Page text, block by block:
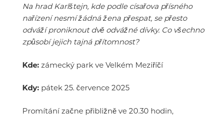
Na hrad Karlštejn, kde podle císařova přísného
nařízení nesmí žádná žena přespat, se přesto
odváží proniknout dvě odvážné dívky. Co všechno
způsobí jejich tajná přítomnost?
Kde: zámecký park ve Velkém Meziříčí
Kdy: pátek 25. července 2025
Promítání začne přibližně ve 20.30 hodin,